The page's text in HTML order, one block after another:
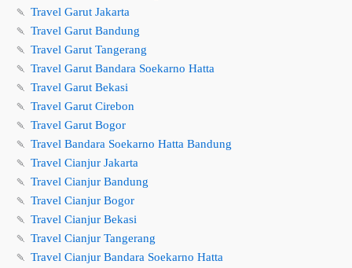
🍡 Travel Garut Jakarta
🍡 Travel Garut Bandung
🍡 Travel Garut Tangerang
🍡 Travel Garut Bandara Soekarno Hatta
🍡 Travel Garut Bekasi
🍡 Travel Garut Cirebon
🍡 Travel Garut Bogor
🍡 Travel Bandara Soekarno Hatta Bandung
🍡 Travel Cianjur Jakarta
🍡 Travel Cianjur Bandung
🍡 Travel Cianjur Bogor
🍡 Travel Cianjur Bekasi
🍡 Travel Cianjur Tangerang
🍡 Travel Cianjur Bandara Soekarno Hatta